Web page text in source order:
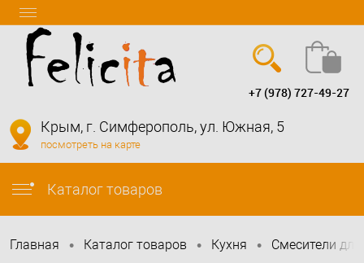
info@felicita-crimea.ru
+7 (978) 727-49-27
Крым, г. Симферополь, ул. Южная, 5
посмотреть на карте
Каталог товаров
Главная • Каталог товаров • Кухня • Смесители для